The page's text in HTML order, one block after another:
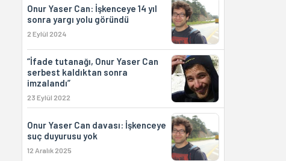
Onur Yaser Can: İşkenceye 14 yıl
sonra yargı yolu göründü
2 Eylül 2024
“İfade tutanağı, Onur Yaser Can
serbest kaldıktan sonra
imzalandı”
23 Eylül 2022
Onur Yaser Can davası: İşkenceye
suç duyurusu yok
12 Aralık 2025